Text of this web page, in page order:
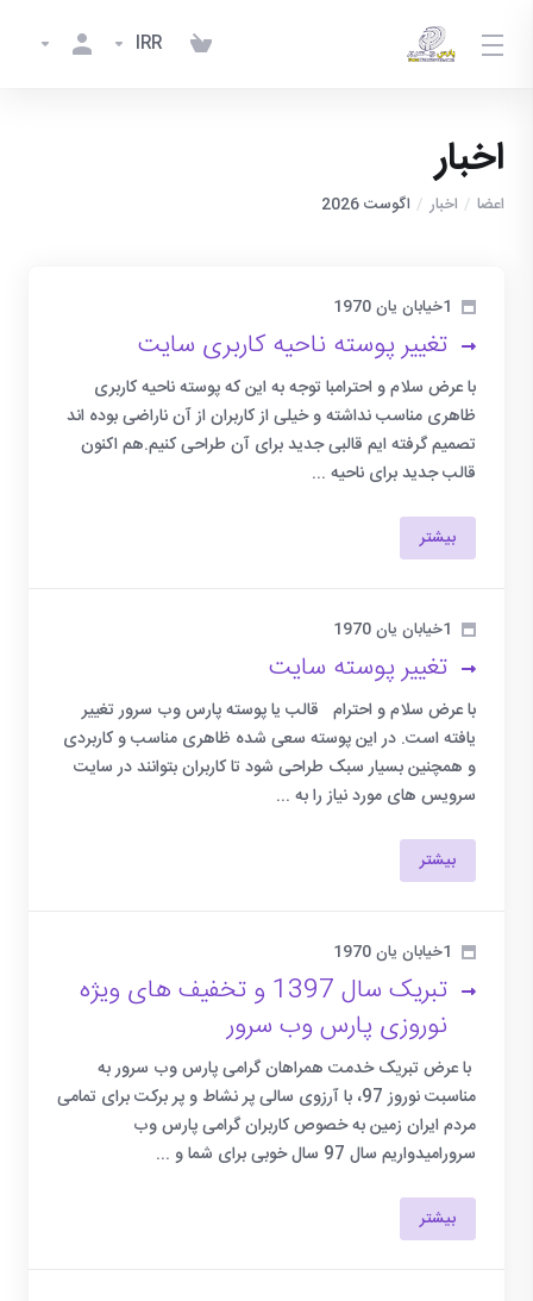
IRR
اخبار
اعضا اخبار اگوست 2026
1خیابان یان 1970
تغییر پوسته ناحیه کاربری سایت
با عرض سلام و احترامبا توجه به این که پوسته ناحیه کاربری
ظاهری مناسب نداشته و خیلی از کاربران از آن ناراضی بوده اند
تصمیم گرفته ایم قالبی جدید برای آن طراحی کنیم.هم اکنون
قالب جدید برای ناحیه ...
بیشتر
1خیابان یان 1970
تغییر پوسته سایت
با عرض سلام و احترام قالب یا پوسته پارس وب سرور تغییر
یافته است. در این پوسته سعی شده ظاهری مناسب و کاربردی
و همچنین بسیار سبک طراحی شود تا کاربران بتوانند در سایت
سرویس های مورد نیاز را به ...
بیشتر
1خیابان یان 1970
تبریک سال 1397 و تخفیف های ویژه
نوروزی پارس وب سرور
با عرض تبریک خدمت همراهان گرامی پارس وب سرور به
مناسبت نوروز 97، با آرزوی سالی پر نشاط و پر برکت برای تمامی
مردم ایران زمین به خصوص کاربران گرامی پارس وب
سرورامیدواریم سال 97 سال خوبی برای شما و ...
بیشتر